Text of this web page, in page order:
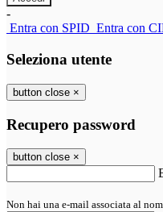
-
Entra con SPID Entra con
Seleziona utente
button close ×
Recupero password
button close ×
Non hai una e-mail associata al